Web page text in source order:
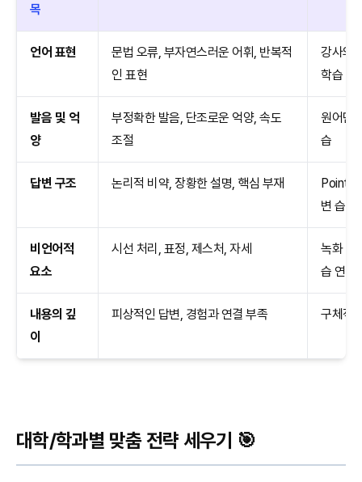
목
언어 표현
문법 오류, 부자연스러운 어휘, 반복적
인 표현
강사의
학습
발음 및 억
양
부정확한 발음, 단조로운 억양, 속도
조절
원어민
습
답변 구조 논리적 비약, 장황한 설명, 핵심 부재
Point-
변 습관
비언어적
요소
시선 처리, 표정, 제스처, 자세
녹화 영
습 연습
내용의 깊
이
피상적인 답변, 경험과 연결 부족 구체적
대학/학과별 맞춤 전략 세우기 🎯